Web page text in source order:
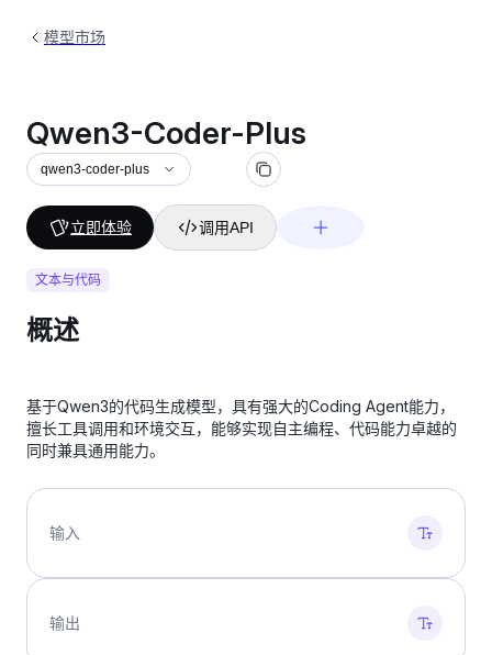
模型市场
Qwen3-Coder-Plus
qwen3-coder-plus
立即体验 调用API
文本与代码
概述
基于Qwen3的代码生成模型，具有强大的Coding Agent能力，
擅长工具调用和环境交互，能够实现自主编程、代码能力卓越的
同时兼具通用能力。
输入
输出